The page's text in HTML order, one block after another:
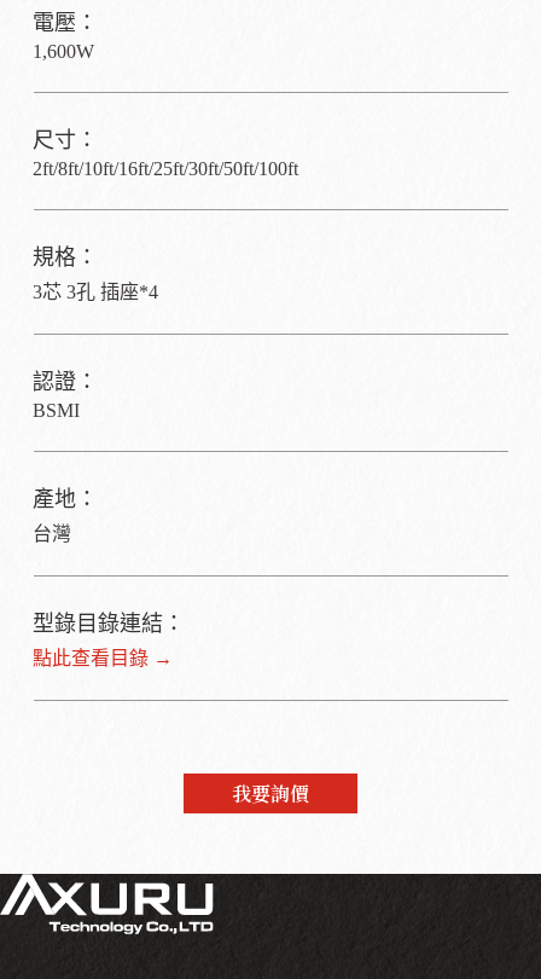
電壓：
1,600W
尺寸：
2ft/8ft/10ft/16ft/25ft/30ft/50ft/100ft
規格：
3芯 3孔 插座*4
認證：
BSMI
產地：
台灣
型錄目錄連結：
點此查看目錄 →
我要詢價